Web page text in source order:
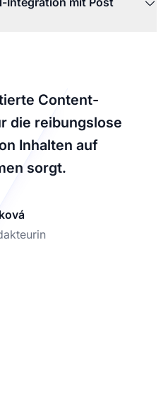
Content-
die reibungslose
Inhalten auf
sorgt.